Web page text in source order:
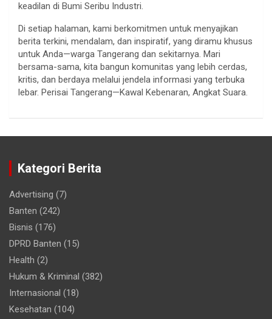
keadilan di Bumi Seribu Industri.
Di setiap halaman, kami berkomitmen untuk menyajikan
berita terkini, mendalam, dan inspiratif, yang diramu khusus
untuk Anda—warga Tangerang dan sekitarnya. Mari
bersama-sama, kita bangun komunitas yang lebih cerdas,
kritis, dan berdaya melalui jendela informasi yang terbuka
lebar. Perisai Tangerang—Kawal Kebenaran, Angkat Suara.
Kategori Berita
Advertising (7)
Banten (242)
Bisnis (176)
DPRD Banten (15)
Health (2)
Hukum & Kriminal (382)
Internasional (18)
Kesehatan (104)